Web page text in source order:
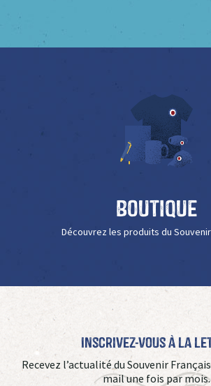
Boutique
Découvrez les produits du Souvenir
Inscrivez-vous à La
Recevez l’actualité du Souvenir
mail une fois par mois.